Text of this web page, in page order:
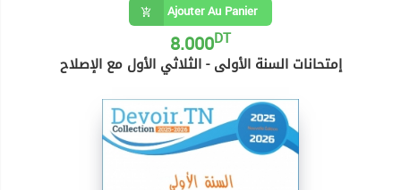
Ajouter Au Panier
8.000DT
إمتحانات السنة الأولى - الثلاثي الأول مع الإصلاح